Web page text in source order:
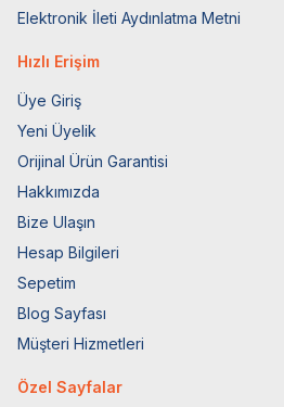
Elektronik İleti Aydınlatma Metni
Hızlı Erişim
Üye Giriş
Yeni Üyelik
Orijinal Ürün Garantisi
Hakkımızda
Bize Ulaşın
Hesap Bilgileri
Sepetim
Blog Sayfası
Müşteri Hizmetleri
Özel Sayfalar